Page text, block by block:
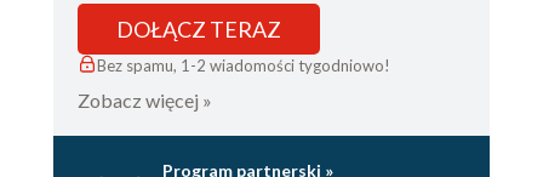
Norwegia szwedzka
Emigracja
Niepodległość
DOŁĄCZ TERAZ
Bez spamu, 1-2 wiadomości tygodniowo!
Zobacz więcej »
Program partnerski »